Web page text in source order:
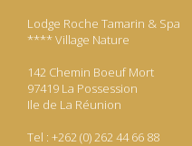
Lodge Roche Tamarin & Spa
**** Village Nature
142 Chemin Boeuf Mort
97419 La Possession
Ile de La Réunion
Tel : +262 (0) 262 44 66 88